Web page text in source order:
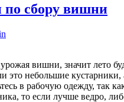
по сбору вишни
вишни, значит лето
небольшие кустарники,
в рабочую одежду, так
то если лучше ведро,